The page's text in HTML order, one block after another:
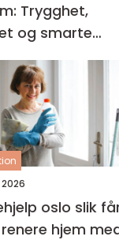
Trygghet,
og smarte
oslo slik får
hjem